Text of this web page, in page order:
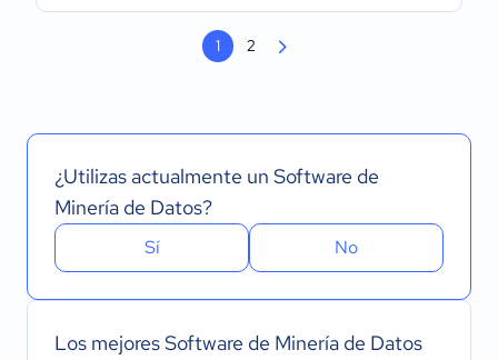
1 2
¿Utilizas actualmente un Software de
Minería de Datos?
Sí No
Los mejores Software de Minería de Datos